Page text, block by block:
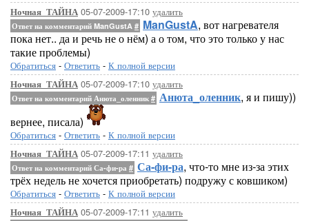
Ночная_ТАЙНА 05-07-2009-17:10 удалить
Ответ на комментарий ManGustA # ManGustA, вот нагревателя
пока нет.. да и речь не о нём) а о том, что это только у нас
такие проблемы)
Обратиться - Ответить - К полной версии
Ночная_ТАЙНА 05-07-2009-17:10 удалить
Ответ на комментарий Анюта_оленник # Анюта_оленник, я и пишу))
вернее, писала)
Обратиться - Ответить - К полной версии
Ночная_ТАЙНА 05-07-2009-17:11 удалить
Ответ на комментарий Са-фи-ра # Са-фи-ра, что-то мне из-за этих
трёх недель не хочется приобретать) подружу с ковшиком)
Обратиться - Ответить - К полной версии
Ночная_ТАЙНА 05-07-2009-17:11 удалить